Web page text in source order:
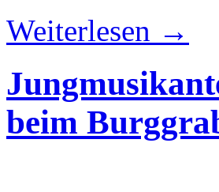
Weiterlesen →
beim